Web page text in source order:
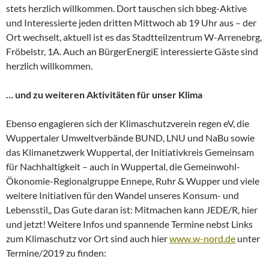
stets herzlich willkommen. Dort tauschen sich bbeg-Aktive
und Interessierte jeden dritten Mittwoch ab 19 Uhr aus – der
Ort wechselt, aktuell ist es das Stadtteilzentrum W-Arrenebrg,
Fröbelstr, 1A. Auch an BürgerEnergiE interessierte Gäste sind
herzlich willkommen.
… und zu weiteren Aktivitäten für unser Klima
Ebenso engagieren sich der Klimaschutzverein regen eV, die
Wuppertaler Umweltverbände BUND, LNU und NaBu sowie
das Klimanetzwerk Wuppertal, der Initiativkreis Gemeinsam
für Nachhaltigkeit – auch in Wuppertal, die Gemeinwohl-
Ökonomie-Regionalgruppe Ennepe, Ruhr & Wupper und viele
weitere Initiativen für den Wandel unseres Konsum- und
Lebensstil,, Das Gute daran ist: Mitmachen kann JEDE/R, hier
und jetzt! Weitere Infos und spannende Termine nebst Links
zum Klimaschutz vor Ort sind auch hierwww.w-nord.de unter
Termine/2019 zu finden: